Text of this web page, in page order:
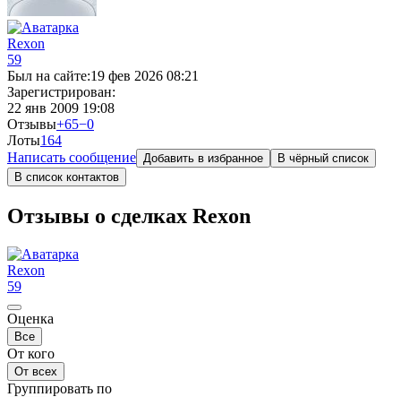
Rexon
59
Был на сайте:19 фев 2026 08:21
Зарегистрирован:
22 янв 2009 19:08
Отзывы+65−0
Лоты164
Написать сообщение Добавить в избранное
В чёрный список
В список контактов
Отзывы о сделках Rexon
Rexon
59
Оценка
Все
От кого
От всех
Группировать по